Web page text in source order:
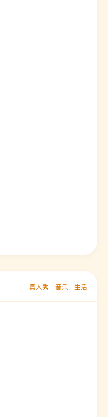
真人秀 音乐 生活